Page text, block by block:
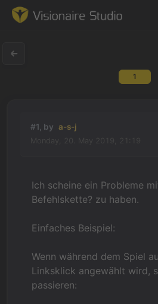
Learning
Forum
Downloads
1
#1, by a-s-j
Ich scheine ein Probleme
Befehlskette? zu haben.
Einfaches Beispiel:
Wenn während dem Spiel
Linksklick angewählt wird,
passieren: